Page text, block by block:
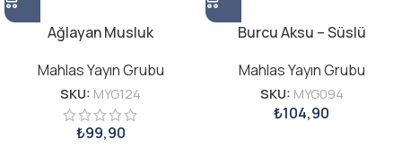
Ağlayan Musluk
Mahlas Yayın Grubu
SKU: MYG124
₺99,90
Burcu Aksu – Süslü
Mahlas Yayın Grubu
SKU: MYG094
₺104,90